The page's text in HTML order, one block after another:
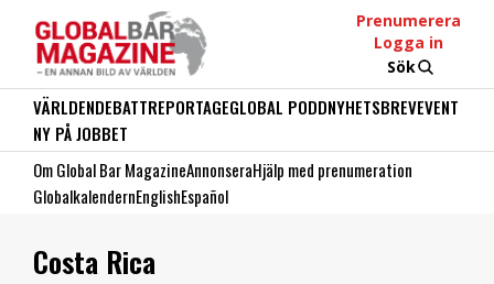
Prenumerera
Logga in
Sök
VÄRLDENDEBATTREPORTAGEGLOBAL PODDNYHETSBREVEVENT
NY PÅ JOBBET
Om Global Bar MagazineAnnonseraHjälp med prenumeration
GlobalkalendernEnglishEspañol
Costa Rica